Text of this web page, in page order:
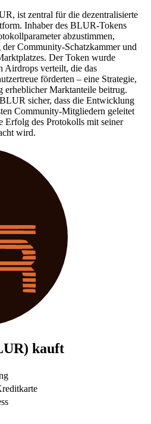
ist zentral für die dezentralisierte
Inhaber des BLUR-Tokens
abzustimmen,
Community-Schatzkammer und
Der Token wurde
Airdrops verteilt, die das
förderten – eine Strategie,
erheblicher Marktanteile beitrug.
sicher, dass die Entwicklung
Community-Mitgliedern geleitet
des Protokolls mit seiner
wird.
kauft